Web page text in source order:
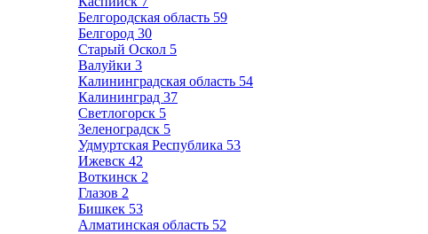
Белгородская область 59
Белгород 30
Старый Оскол 5
Валуйки 3
Калининградская область 54
Калининград 37
Светлогорск 5
Зеленоградск 5
Удмуртская Республика 53
Ижевск 42
Воткинск 2
Глазов 2
Бишкек 53
Алматинская область 52